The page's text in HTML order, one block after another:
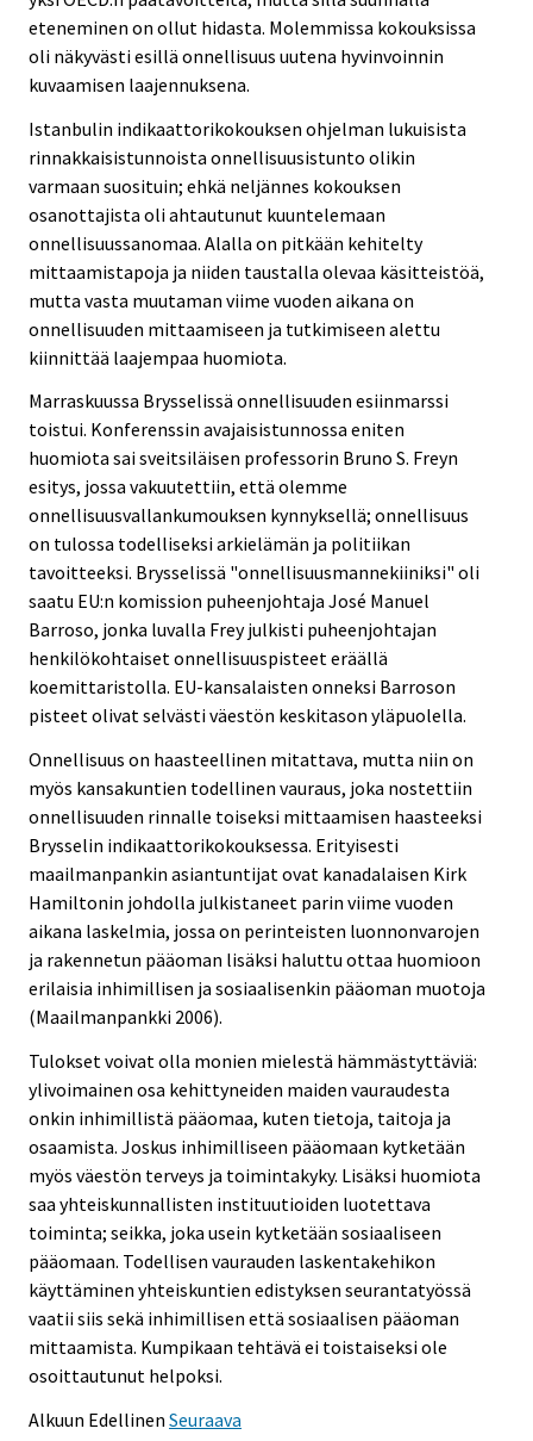
eteneminen on ollut hidasta. Molemmissa kokouksissa
oli näkyvästi esillä onnellisuus uutena hyvinvoinnin
kuvaamisen laajennuksena.
Istanbulin indikaattorikokouksen ohjelman lukuisista
rinnakkaisistunnoista onnellisuusistunto olikin
varmaan suosituin; ehkä neljännes kokouksen
osanottajista oli ahtautunut kuuntelemaan
onnellisuussanomaa. Alalla on pitkään kehitelty
mittaamistapoja ja niiden taustalla olevaa käsitteistöä,
mutta vasta muutaman viime vuoden aikana on
onnellisuuden mittaamiseen ja tutkimiseen alettu
kiinnittää laajempaa huomiota.
Marraskuussa Brysselissä onnellisuuden esiinmarssi
toistui. Konferenssin avajaisistunnossa eniten
huomiota sai sveitsiläisen professorin Bruno S. Freyn
esitys, jossa vakuutettiin, että olemme
onnellisuusvallankumouksen kynnyksellä; onnellisuus
on tulossa todelliseksi arkielämän ja politiikan
tavoitteeksi. Brysselissä "onnellisuusmannekiiniksi" oli
saatu EU:n komission puheenjohtaja José Manuel
Barroso, jonka luvalla Frey julkisti puheenjohtajan
henkilökohtaiset onnellisuuspisteet eräällä
koemittaristolla. EU-kansalaisten onneksi Barroson
pisteet olivat selvästi väestön keskitason yläpuolella.
Onnellisuus on haasteellinen mitattava, mutta niin on
myös kansakuntien todellinen vauraus, joka nostettiin
onnellisuuden rinnalle toiseksi mittaamisen haasteeksi
Brysselin indikaattorikokouksessa. Erityisesti
maailmanpankin asiantuntijat ovat kanadalaisen Kirk
Hamiltonin johdolla julkistaneet parin viime vuoden
aikana laskelmia, jossa on perinteisten luonnonvarojen
ja rakennetun pääoman lisäksi haluttu ottaa huomioon
erilaisia inhimillisen ja sosiaalisenkin pääoman muotoja
(Maailmanpankki 2006).
Tulokset voivat olla monien mielestä hämmästyttäviä:
ylivoimainen osa kehittyneiden maiden vauraudesta
onkin inhimillistä pääomaa, kuten tietoja, taitoja ja
osaamista. Joskus inhimilliseen pääomaan kytketään
myös väestön terveys ja toimintakyky. Lisäksi huomiota
saa yhteiskunnallisten instituutioiden luotettava
toiminta; seikka, joka usein kytketään sosiaaliseen
pääomaan. Todellisen vaurauden laskentakehikon
käyttäminen yhteiskuntien edistyksen seurantatyössä
vaatii siis sekä inhimillisen että sosiaalisen pääoman
mittaamista. Kumpikaan tehtävä ei toistaiseksi ole
osoittautunut helpoksi.
Alkuun Edellinen Seuraava